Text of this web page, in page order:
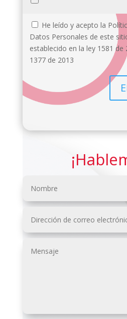
He leído y acepto la
Datos Personales de este
establecido en la ley 1581
1377 de 2013